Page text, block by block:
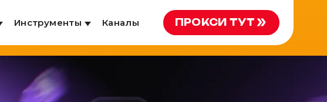
Инструменты Каналы ПРОКСИ ТУТ